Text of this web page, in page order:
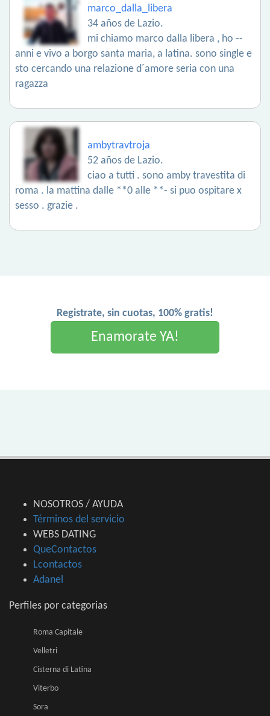
marco_dalla_libera
34 años de Lazio.
mi chiamo marco dalla libera , ho --
anni e vivo a borgo santa maria, a latina. sono single e
sto cercando una relazione d´amore seria con una
ragazza
ambytravtroja
52 años de Lazio.
ciao a tutti . sono amby travestita di
roma . la mattina dalle **0 alle **- si puo ospitare x
sesso . grazie .
Registrate, sin cuotas, 100% gratis!
Enamorate YA!
NOSOTROS / AYUDA
Términos del servicio
WEBS DATING
QueContactos
Lcontactos
Adanel
Perfiles por categorias
Roma Capitale
Velletri
Cisterna di Latina
Viterbo
Sora